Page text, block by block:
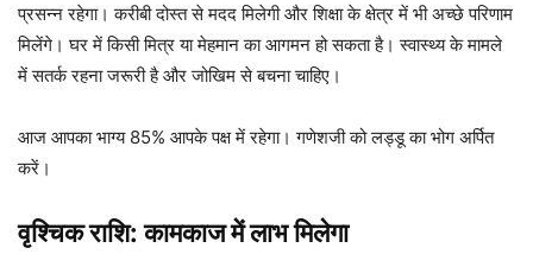
प्रसन्न रहेगा। करीबी दोस्त से मदद मिलेगी और शिक्षा के क्षेत्र में भी अच्छे परिणाम
मिलेंगे। घर में किसी मित्र या मेहमान का आगमन हो सकता है। स्वास्थ्य के मामले
में सतर्क रहना जरूरी है और जोखिम से बचना चाहिए।
आज आपका भाग्य 85% आपके पक्ष में रहेगा। गणेशजी को लड्डू का भोग अर्पित
करें।
वृश्चिक राशि: कामकाज में लाभ मिलेगा